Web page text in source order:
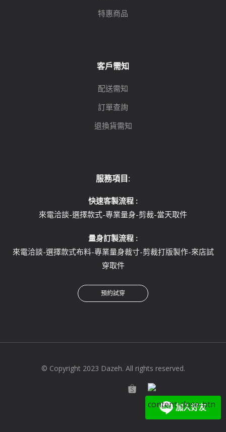
特惠商品
客戶需知
配送需知
訂單查詢
退換貨需知
服務項目:
快速客製流程 :
來電洽談-選擇款式-專業量身-剪裁-當天取件
量身訂製流程 :
來電洽談-選擇款式布料-專業量身裁寸-剪裁打版製作-來店試
穿取件
預約試穿
© Copyright 2023 Dazeh. All rights reserved.